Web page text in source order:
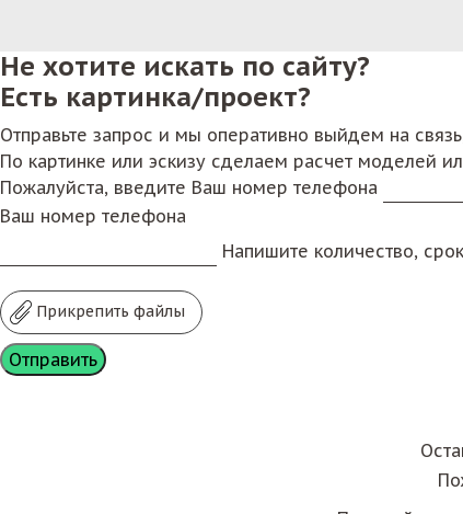
Не хотите искать по сайту?
Есть картинка/проект?
Отправьте запрос и мы оперативно выйдем на
По картинке или эскизу сделаем расчет моделей
Пожалуйста, введите Ваш номер телефона
Ваш номер телефона
Напишите количество,
Прикрепить файлы